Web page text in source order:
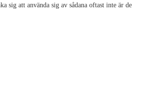
sig att använda sig av sådana oftast inte är de